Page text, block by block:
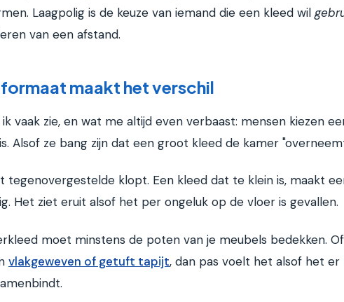
Laagpolig is de keuze van iemand die een kleed wil
van een afstand.
maakt het verschil
vaak zie, en wat me altijd even verbaast: mensen kiezen
Alsof ze bang zijn dat een groot kleed de kamer
tegenovergestelde klopt. Een kleed dat te klein is, maakt
Het ziet eruit alsof het per ongeluk op de vloer is gevallen.
moet minstens de poten van je meubels bedekken.
vlakgeweven of getuft tapijt, dan pas voelt het alsof het